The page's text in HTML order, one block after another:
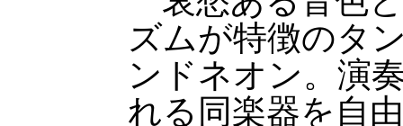
ズムが特徴のタ
ンドネオン。演
れる同楽器を自